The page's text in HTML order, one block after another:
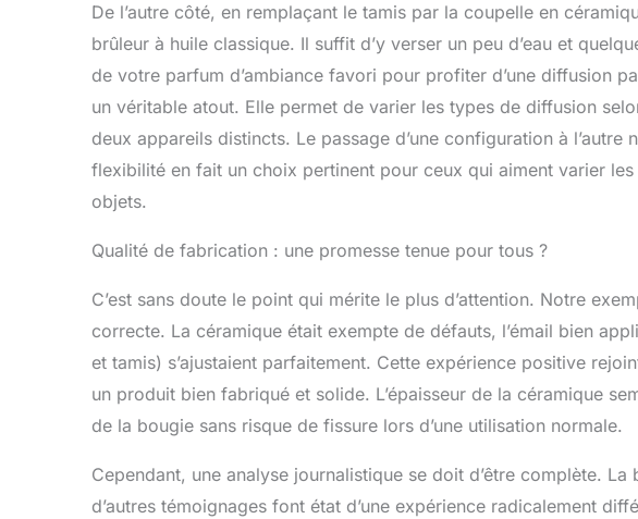
De l’autre côté, en remplaçant le tamis par la coupelle en
brûleur à huile classique. Il suffit d’y verser un peu d’eau et
de votre parfum d’ambiance favori pour profiter d’une diffusion
un véritable atout. Elle permet de varier les types de diffusion
deux appareils distincts. Le passage d’une configuration à
flexibilité en fait un choix pertinent pour ceux qui aiment varier
objets.
Qualité de fabrication : une promesse tenue pour tous ?
C’est sans doute le point qui mérite le plus d’attention. Notre
correcte. La céramique était exempte de défauts, l’émail bien
et tamis) s’ajustaient parfaitement. Cette expérience positive
un produit bien fabriqué et solide. L’épaisseur de la céramique
de la bougie sans risque de fissure lors d’une utilisation normale.
Cependant, une analyse journalistique se doit d’être complète.
d’autres témoignages font état d’une expérience radicalement